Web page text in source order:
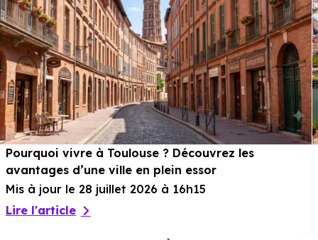
Pourquoi vivre à Toulouse ? Découvrez les
avantages d’une ville en plein essor
Mis à jour le 28 juillet 2026 à 16h15
Lire l'article